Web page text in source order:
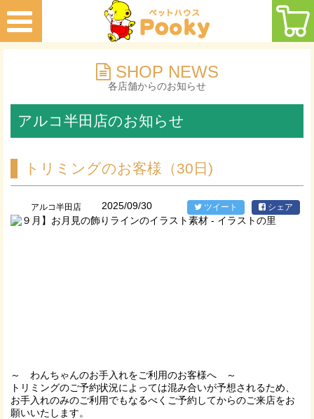
SHOP NEWS
各店舗からのお知らせ
アルコ半田店のお知らせ
トリミングのお客様（30日)
アルコ半田店 2025/09/30 ツイート シェア
～ わんちゃんのお手入れをご利用のお客様へ ～
トリミングのご予約状況によっては混み合いが予想されるため、
お手入れのみのご利用でもなるべくご予約してからのご来店をお
願いいたします。